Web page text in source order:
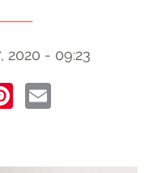
2020 - 09:23
Pinterest
Email